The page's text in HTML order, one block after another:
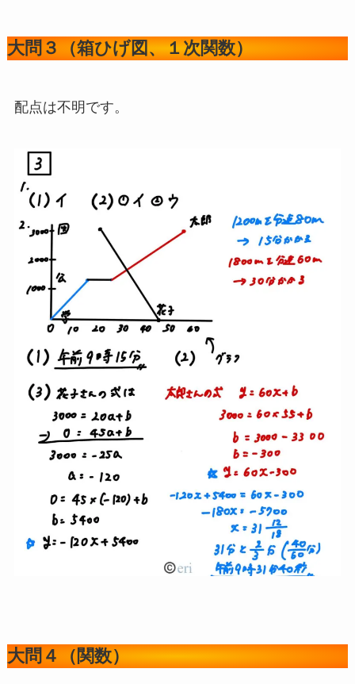
大問３（箱ひげ図、１次関数）
配点は不明です。
大問４（関数）